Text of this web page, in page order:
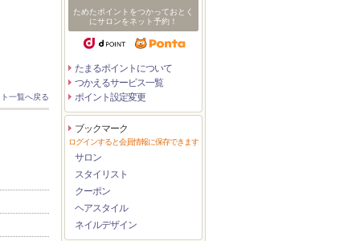
一覧へ戻る
ためたポイントをつかっておとく
にサロンをネット予約！
たまるポイントについて
つかえるサービス一覧
ポイント設定変更
ブックマーク
ログインすると会員情報に保存できます
サロン
スタイリスト
クーポン
ヘアスタイル
ネイルデザイン